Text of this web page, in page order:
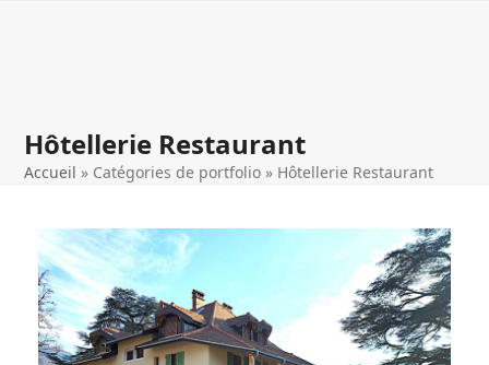
Hôtellerie Restaurant
Accueil » Catégories de portfolio » Hôtellerie Restaurant